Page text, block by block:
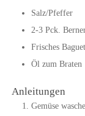
Salz/Pfeffer
2-3 Pck.
Frisches
Öl zum Braten
Anleitungen
Gemüse